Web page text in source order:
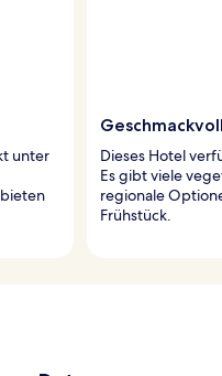
unter
Dieses Hotel
Es gibt viele
regionale
Frühstück.